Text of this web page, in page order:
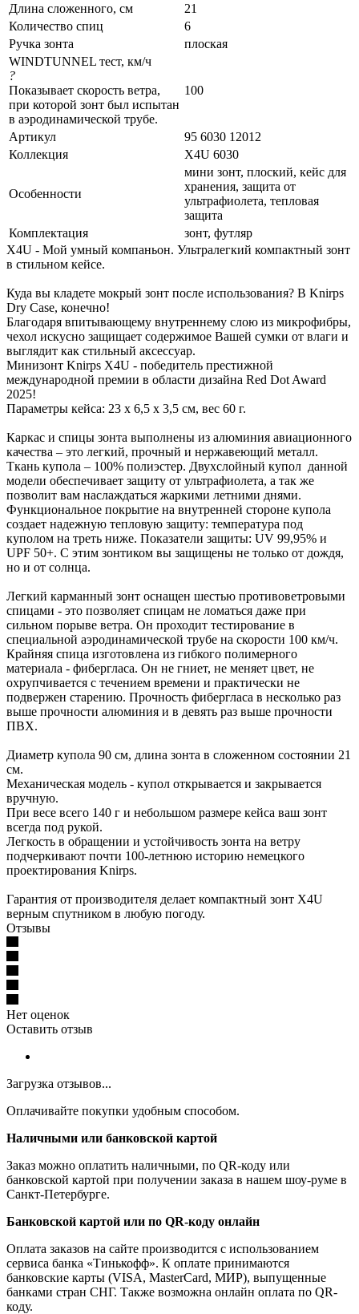
Длина сложенного, см
21
Количество спиц
6
Ручка зонта
плоская
WINDTUNNEL тест, км/ч
?
Показывает скорость ветра,
при которой зонт был испытан
в аэродинамической трубе.
100
Артикул
95 6030 12012
Коллекция
X4U 6030
Особенности
мини зонт, плоский, кейс для
хранения, защита от
ультрафиолета, тепловая
защита
Комплектация
зонт, футляр
X4U - Мой умный компаньон. Ультралегкий компактный зонт
в стильном кейсе.
Куда вы кладете мокрый зонт после использования? В Knirps
Dry Case, конечно!
Благодаря впитывающему внутреннему слою из микрофибры,
чехол искусно защищает содержимое Вашей сумки от влаги и
выглядит как стильный аксессуар.
Минизонт Knirps X4U - победитель престижной
международной премии в области дизайна Red Dot Award
2025!
Параметры кейса: 23 х 6,5 х 3,5 см, вес 60 г.
Каркас и спицы зонта выполнены из алюминия авиационного
качества – это легкий, прочный и нержавеющий металл.
Ткань купола – 100% полиэстер. Двухслойный купол данной
модели обеспечивает защиту от ультрафиолета, а так же
позволит вам наслаждаться жаркими летними днями.
Функциональное покрытие на внутренней стороне купола
создает надежную тепловую защиту: температура под
куполом на треть ниже. Показатели защиты: UV 99,95% и
UPF 50+. С этим зонтиком вы защищены не только от дождя,
но и от солнца.
Легкий карманный зонт оснащен шестью противоветровыми
спицами - это позволяет спицам не ломаться даже при
сильном порыве ветра. Он проходит тестирование в
специальной аэродинамической трубе на скорости 100 км/ч.
Крайняя спица изготовлена из гибкого полимерного
материала - фибергласа. Он не гниет, не меняет цвет, не
охрупчивается с течением времени и практически не
подвержен старению. Прочность фибергласа в несколько раз
выше прочности алюминия и в девять раз выше прочности
ПВХ.
Диаметр купола 90 см, длина зонта в сложенном состоянии 21
см.
Механическая модель - купол открывается и закрывается
вручную.
При весе всего 140 г и небольшом размере кейса ваш зонт
всегда под рукой.
Легкость в обращении и устойчивость зонта на ветру
подчеркивают почти 100-летнюю историю немецкого
проектирования Knirps.
Гарантия от производителя делает компактный зонт X4U
верным спутником в любую погоду.
Отзывы
Нет оценок
Оставить отзыв
Загрузка отзывов...
Оплачивайте покупки удобным способом.
Наличными или банковской картой
Заказ можно оплатить наличными, по QR-коду или
банковской картой при получении заказа в нашем шоу-руме в
Санкт-Петербурге.
Банковской картой или по QR-коду онлайн
Оплата заказов на сайте производится с использованием
сервиса банка «Тинькофф». К оплате принимаются
банковские карты (VISA, MasterCard, МИР), выпущенные
банками стран СНГ. Также возможна онлайн оплата по QR-
коду.